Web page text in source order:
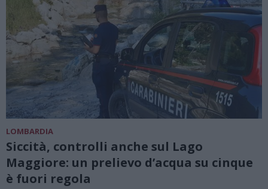
LOMBARDIA
Siccità, controlli anche sul Lago
Maggiore: un prelievo d’acqua su cinque
è fuori regola